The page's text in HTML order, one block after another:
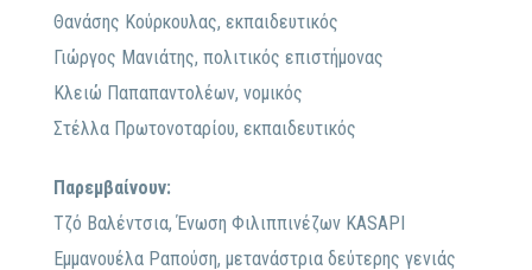
Θανάσης Κούρκουλας, εκπαιδευτικός
Γιώργος Μανιάτης, πολιτικός επιστήμονας
Κλειώ Παπαπαντολέων, νομικός
Στέλλα Πρωτονοταρίου, εκπαιδευτικός
Παρεμβαίνουν:
Τζό Βαλέντσια, Ένωση Φιλιππινέζων KASAPI
Εμμανουέλα Ραπούση, μετανάστρια δεύτερης γενιάς